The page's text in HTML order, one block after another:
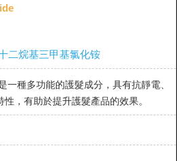
二烷基三甲基氯化铵
一種多功能的護髮成分，具有抗靜電、
，有助於提升護髮產品的效果。